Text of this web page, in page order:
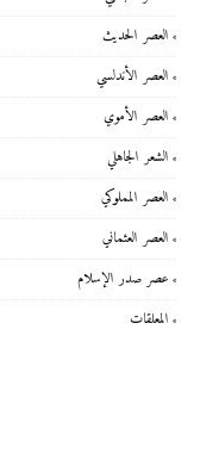
العصر الحديث
العصر الأندلسي
العصر الأموي
الشعر الجاهلي
العصر المملوكي
العصر العثماني
عصر صدر الإسلام
المعلقات